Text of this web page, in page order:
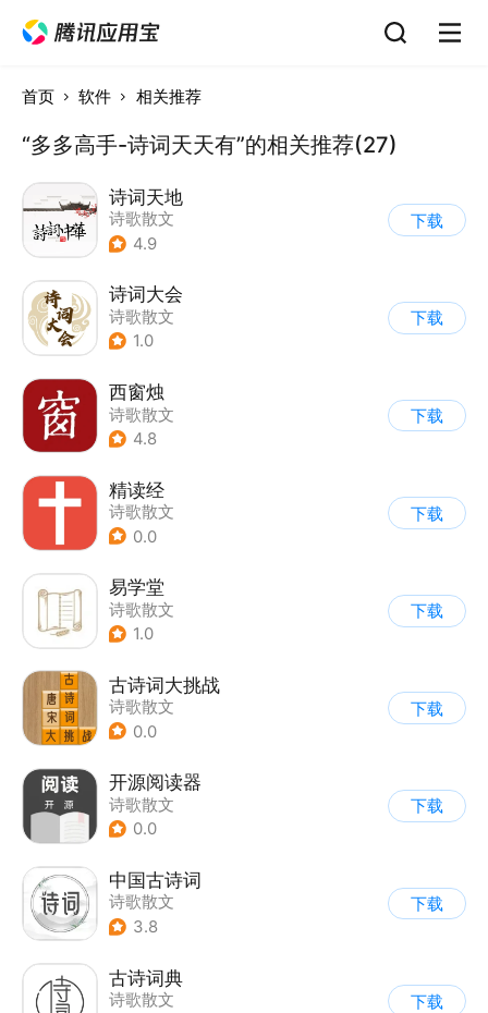
首页 软件 相关推荐
“多多高手-诗词天天有”的相关推荐(27)
诗词天地
诗歌散文
4.9
下载
诗词大会
诗歌散文
1.0
下载
西窗烛
诗歌散文
4.8
下载
精读经
诗歌散文
0.0
下载
易学堂
诗歌散文
1.0
下载
古诗词大挑战
诗歌散文
0.0
下载
开源阅读器
诗歌散文
0.0
下载
中国古诗词
诗歌散文
3.8
下载
古诗词典
诗歌散文
下载